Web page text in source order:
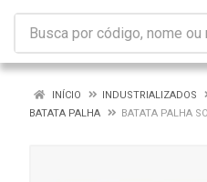
INÍCIO
INDUSTRIALIZADOS
BATATA PALHA
BATATA PALHA